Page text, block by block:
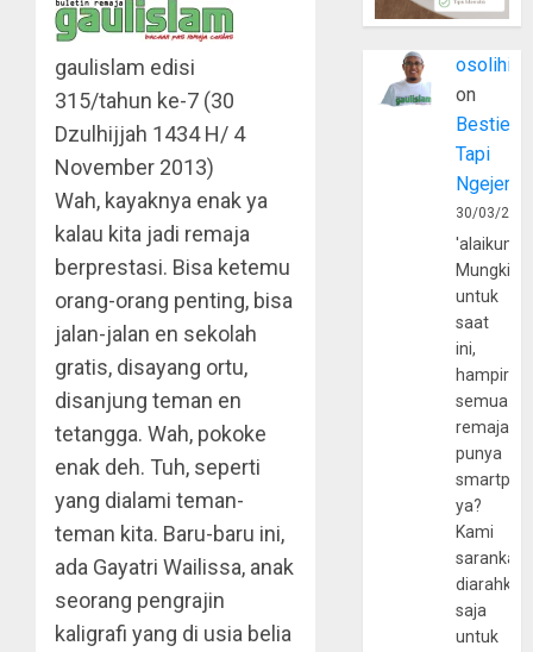
gaulislam edisi
315/tahun ke-7 (30
Dzulhijjah 1434 H/ 4
November 2013)
Wah, kayaknya enak ya
kalau kita jadi remaja
berprestasi. Bisa ketemu
orang-orang penting, bisa
jalan-jalan en sekolah
gratis, disayang ortu,
disanjung teman en
tetangga. Wah, pokoke
enak deh. Tuh, seperti
yang dialami teman-
teman kita. Baru-baru ini,
ada Gayatri Wailissa, anak
seorang pengrajin
kaligrafi yang di usia belia
osolihin
on
Bestie
Tapi
30/03/
Mungkin
untuk
saat
ini,
hampir
semua
remaja
punya
ya?
Kami
sarankan,
diarahkan
saja
untuk